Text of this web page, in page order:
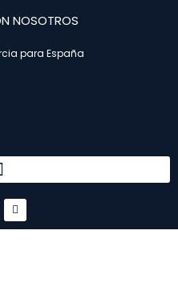
NOSOTROS
para España
I
n
s